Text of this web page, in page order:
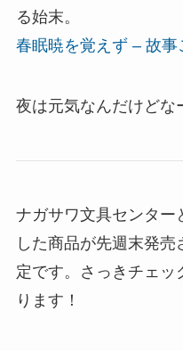
る始末。
春眠暁を覚えず – 故事
夜は元気なんだけどな
ナガサワ文具センター
した商品が先週末発
定です。さっきチェッ
ります！